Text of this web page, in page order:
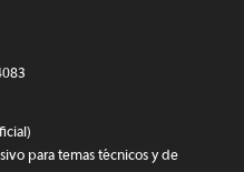
para temas técnicos y de